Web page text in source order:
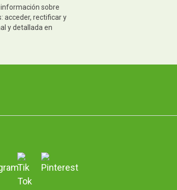
sobre
acceder, rectificar y
y detallada en